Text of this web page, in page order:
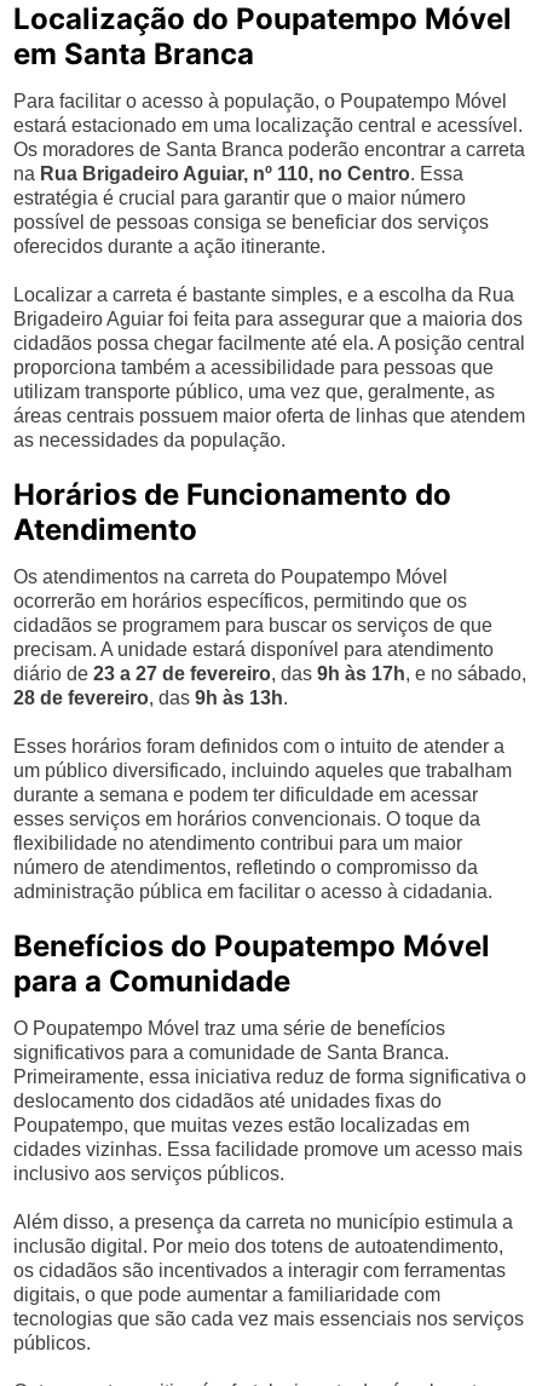
Localização do Poupatempo Móvel
em Santa Branca
Para facilitar o acesso à população, o Poupatempo Móvel
estará estacionado em uma localização central e acessível.
Os moradores de Santa Branca poderão encontrar a carreta
na Rua Brigadeiro Aguiar, nº 110, no Centro. Essa
estratégia é crucial para garantir que o maior número
possível de pessoas consiga se beneficiar dos serviços
oferecidos durante a ação itinerante.
Localizar a carreta é bastante simples, e a escolha da Rua
Brigadeiro Aguiar foi feita para assegurar que a maioria dos
cidadãos possa chegar facilmente até ela. A posição central
proporciona também a acessibilidade para pessoas que
utilizam transporte público, uma vez que, geralmente, as
áreas centrais possuem maior oferta de linhas que atendem
as necessidades da população.
Horários de Funcionamento do
Atendimento
Os atendimentos na carreta do Poupatempo Móvel
ocorrerão em horários específicos, permitindo que os
cidadãos se programem para buscar os serviços de que
precisam. A unidade estará disponível para atendimento
diário de23 a 27 de fevereiro, das9h às 17h, e no sábado,
28 de fevereiro, das9h às 13h.
Esses horários foram definidos com o intuito de atender a
um público diversificado, incluindo aqueles que trabalham
durante a semana e podem ter dificuldade em acessar
esses serviços em horários convencionais. O toque da
flexibilidade no atendimento contribui para um maior
número de atendimentos, refletindo o compromisso da
administração pública em facilitar o acesso à cidadania.
Benefícios do Poupatempo Móvel
para a Comunidade
O Poupatempo Móvel traz uma série de benefícios
significativos para a comunidade de Santa Branca.
Primeiramente, essa iniciativa reduz de forma significativa o
deslocamento dos cidadãos até unidades fixas do
Poupatempo, que muitas vezes estão localizadas em
cidades vizinhas. Essa facilidade promove um acesso mais
inclusivo aos serviços públicos.
Além disso, a presença da carreta no município estimula a
inclusão digital. Por meio dos totens de autoatendimento,
os cidadãos são incentivados a interagir com ferramentas
digitais, o que pode aumentar a familiaridade com
tecnologias que são cada vez mais essenciais nos serviços
públicos.